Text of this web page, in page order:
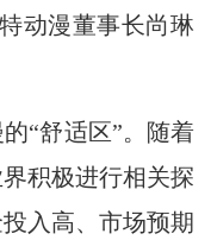
动漫董事长尚琳
“舒适区”。随着
积极进行相关探
入高、市场预期